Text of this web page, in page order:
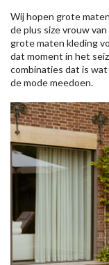
Wij hopen grote
de plus size vrouw
grote maten kleding
dat moment in het
combinaties dat is
de mode meedoen.